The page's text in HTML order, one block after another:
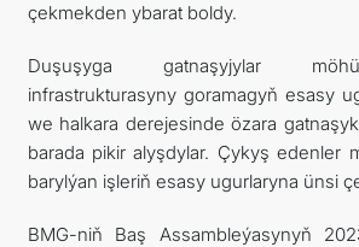
çekmekden ybarat boldy.
Duşuşyga gatnaşyjylar
infrastrukturasyny goramagyň esasy
we halkara derejesinde özara
barada pikir alyşdylar. Çykyş edenler
barylýan işleriň esasy ugurlaryna ünsi
BMG-niň Baş Assambleýasynyň